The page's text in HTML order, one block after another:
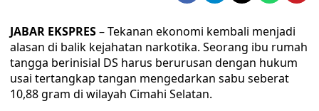
JABAR EKSPRES– Tekanan ekonomi kembali menjadi
alasan di balik kejahatan narkotika. Seorang ibu rumah
tangga berinisial DS harus berurusan dengan hukum
usai tertangkap tangan mengedarkan sabu seberat
10,88 gram di wilayah Cimahi Selatan.